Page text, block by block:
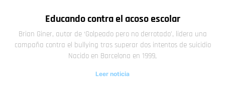
Educando contra el acoso escolar
Brian Giner, autor de ‘Golpeado pero no derrotado’, lidera una
campaña contra el bullying tras superar dos intentos de suicidio
Nacido en Barcelona en 1999,
Leer noticia